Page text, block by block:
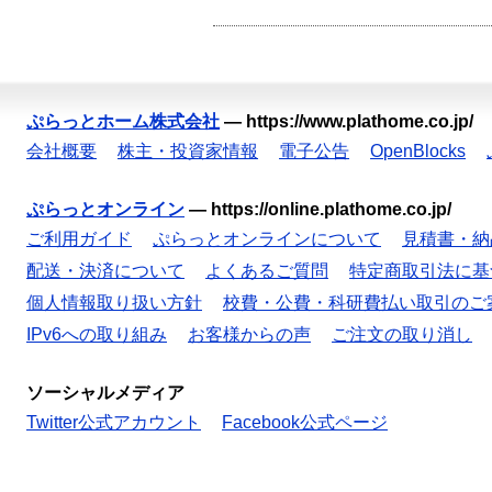
ぷらっとホーム株式会社 — https://www.plathome.co.jp/
会社概要
株主・投資家情報 電子公告 OpenBlocks
ぷらっとオンライン — https://online.plathome.co.jp/
ご利用ガイド
ぷらっとオンラインについて
見積書・
配送・決済について
よくあるご質問
特定商取引法に
個人情報取り扱い方針
校費・公費・科研費払い取引のご
IPv6への取り組み
お客様からの声 ご注文の取り消し
ソーシャルメディア
Twitter公式アカウント
Facebook公式ページ